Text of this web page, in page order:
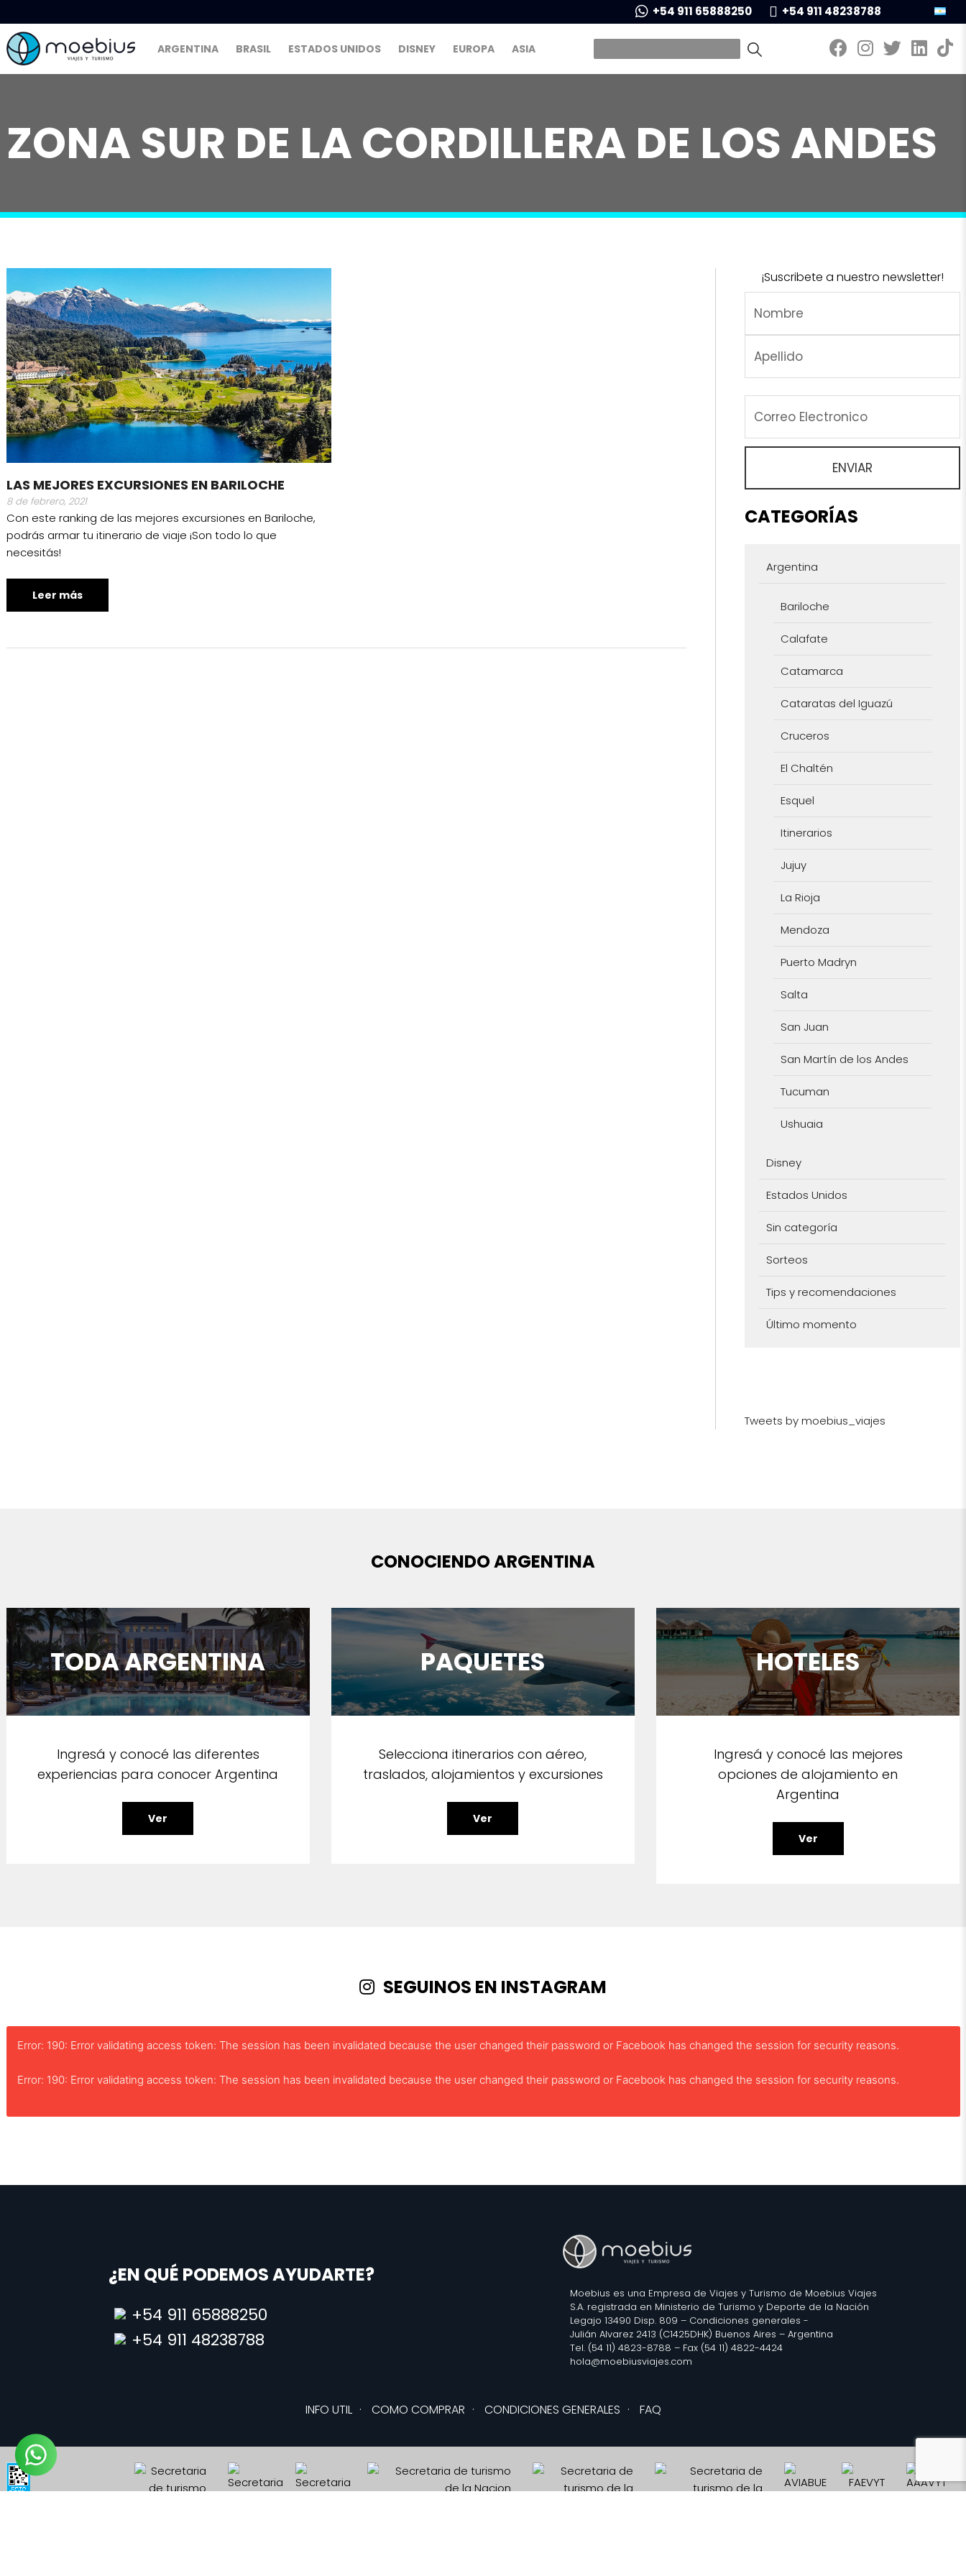
+54 911 65888250 +54 911 48238788
ARGENTINA BRASIL ESTADOS UNIDOS DISNEY EUROPA ASIA
ZONA SUR DE LA CORDILLERA DE LOS ANDES
LAS MEJORES EXCURSIONES EN BARILOCHE
8 de febrero, 2021
Con este ranking de las mejores excursiones en Bariloche,
podrás armar tu itinerario de viaje ¡Son todo lo que
necesitás!
Leer más
¡Suscribete a nuestro newsletter!
CATEGORÍAS
Argentina
Bariloche
Calafate
Catamarca
Cataratas del Iguazú
Cruceros
El Chaltén
Esquel
Itinerarios
Jujuy
La Rioja
Mendoza
Puerto Madryn
Salta
San Juan
San Martín de los Andes
Tucuman
Ushuaia
Disney
Estados Unidos
Sin categoría
Sorteos
Tips y recomendaciones
Último momento
Tweets by moebius_viajes
CONOCIENDO ARGENTINA
TODA ARGENTINA
Ingresá y conocé las diferentes
experiencias para conocer Argentina
Ver
PAQUETES
Selecciona itinerarios con aéreo,
traslados, alojamientos y excursiones
Ver
HOTELES
Ingresá y conocé las mejores
opciones de alojamiento en
Argentina
Ver
SEGUINOS EN INSTAGRAM
Error: 190: Error validating access token: The session has been invalidated because the user changed their password or Facebook has changed the session for security reasons.
Error: 190: Error validating access token: The session has been invalidated because the user changed their password or Facebook has changed the session for security reasons.
¿EN QUÉ PODEMOS AYUDARTE?
+54 911 65888250
+54 911 48238788
Moebius es una Empresa de Viajes y Turismo de Moebius Viajes
S.A. registrada en Ministerio de Turismo y Deporte de la Nación
Legajo 13490 Disp. 809 – Condiciones generales -
Julián Alvarez 2413 (C1425DHK) Buenos Aires – Argentina
Tel. (54 11) 4823-8788 – Fax (54 11) 4822-4424
hola@moebiusviajes.com
INFO UTIL · COMO COMPRAR · CONDICIONES GENERALES · FAQ